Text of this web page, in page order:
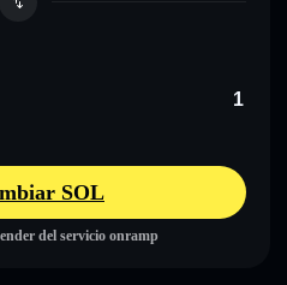
SOL
del servicio onramp